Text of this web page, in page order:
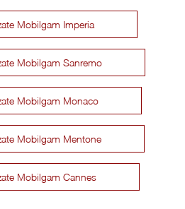
Mobilgam Imperia
Mobilgam Sanremo
Mobilgam Monaco
Mobilgam Mentone
Mobilgam Cannes